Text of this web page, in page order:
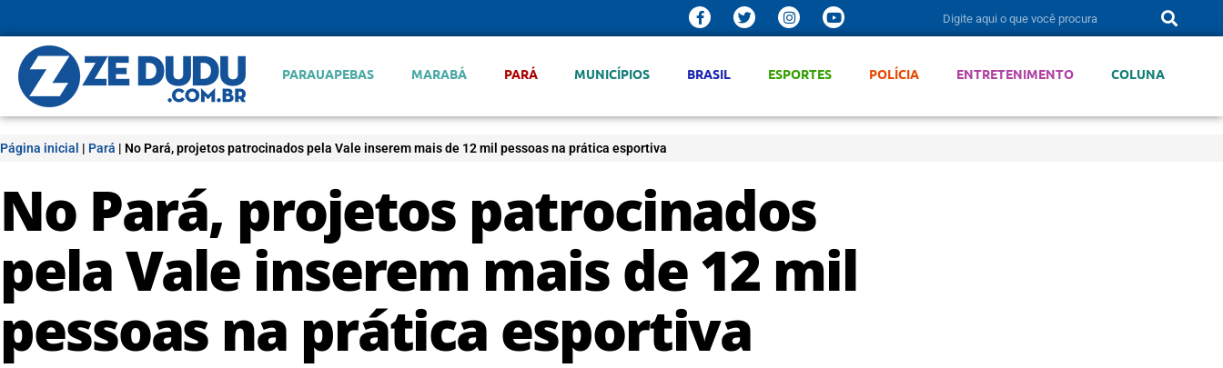
PARAUAPEBAS MARABÁ PARÁ MUNICÍPIOS BRASIL ESPORTES POLÍCIA ENTRETENIMENTO COLUNA
Página inicial | Pará | No Pará, projetos patrocinados pela Vale inserem mais de 12 mil pessoas na prática esportiva
No Pará, projetos patrocinados
pela Vale inserem mais de 12 mil
pessoas na prática esportiva